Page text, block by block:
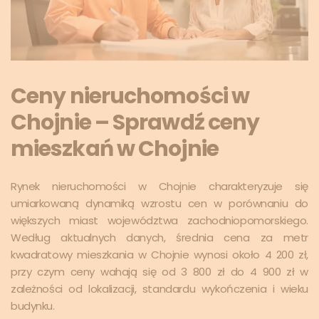
Ceny nieruchomości w
Chojnie – Sprawdź ceny
mieszkań w Chojnie
Rynek nieruchomości w Chojnie charakteryzuje się
umiarkowaną dynamiką wzrostu cen w porównaniu do
większych miast województwa zachodniopomorskiego.
Według aktualnych danych, średnia cena za metr
kwadratowy mieszkania w Chojnie wynosi około 4 200 zł,
przy czym ceny wahają się od 3 800 zł do 4 900 zł w
zależności od lokalizacji, standardu wykończenia i wieku
budynku.